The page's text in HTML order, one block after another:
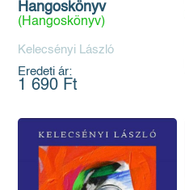
Hangoskönyv
(Hangoskönyv)
Kelecsényi László
Eredeti ár:
1 690 Ft